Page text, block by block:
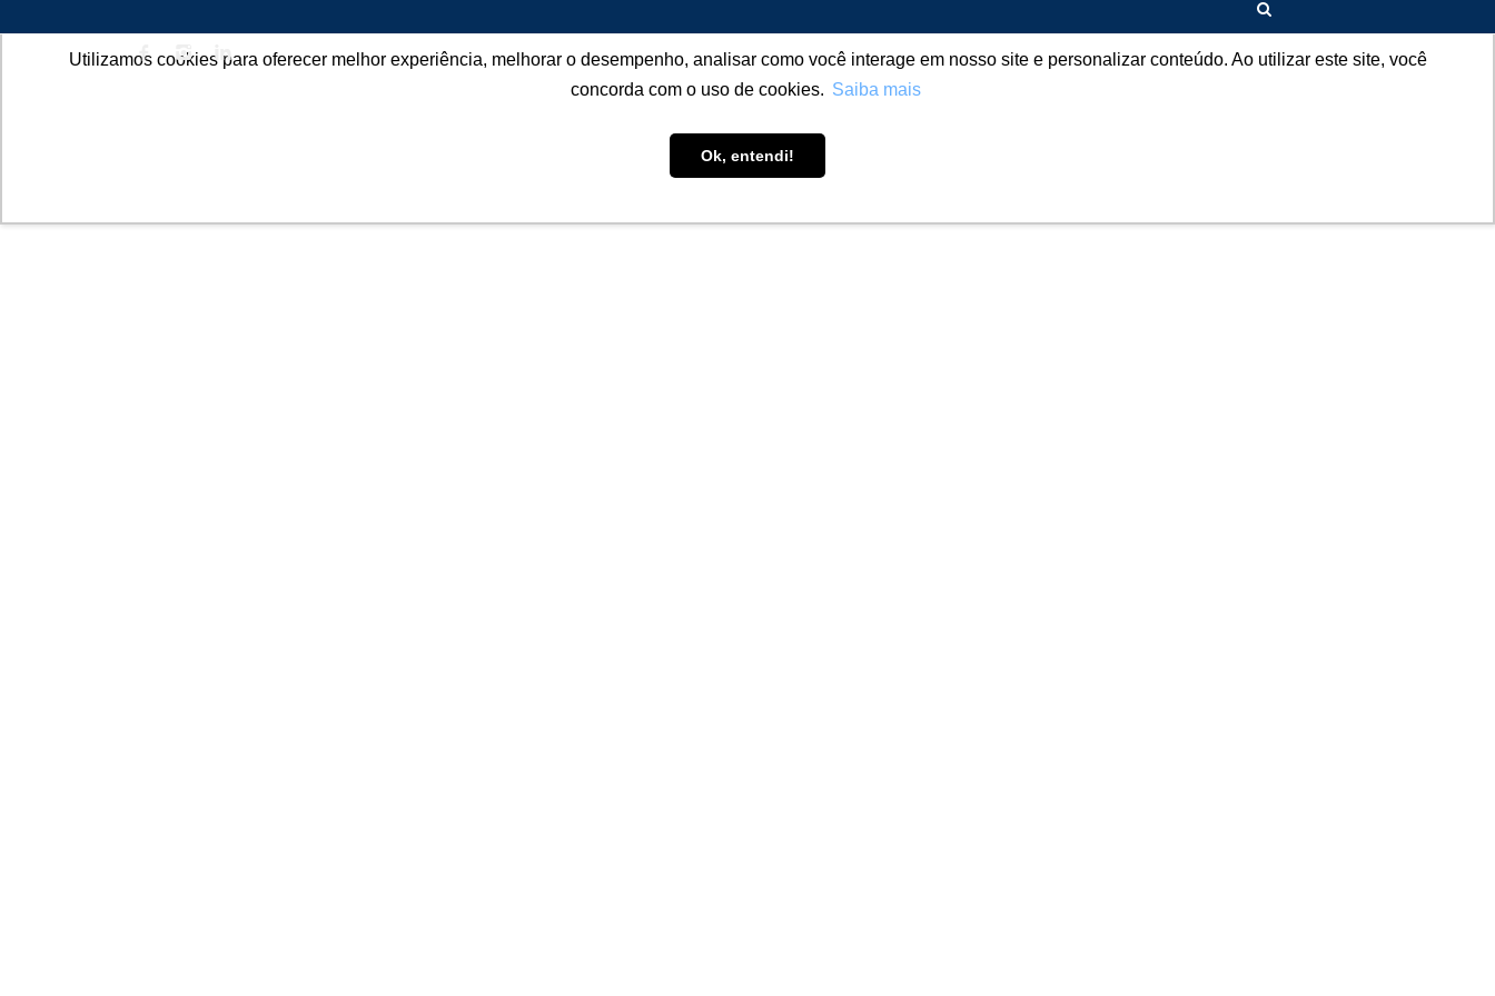
Utilizamos cookies para oferecer melhor experiência, melhorar o desempenho, analisar como você interage em nosso site e personalizar conteúdo. Ao utilizar este site, você
concorda com o uso de cookies. Saiba mais
Ok, entendi!
SOBRE NOSOTROS CONSTRUCCIÓN DE LA PRODUCTIVIDAD